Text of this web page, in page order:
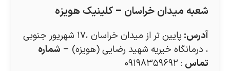
شعبه میدان خراسان – کلینیک هویزه
آدرس:
پایین تر از میدان خراسان ،۱۷ شهریور جنوبی
، درمانگاه خیریه شهید رضایی (هویزه) – شماره
تماس : ۰۹۱۹۸۳۵۹۶۹۲